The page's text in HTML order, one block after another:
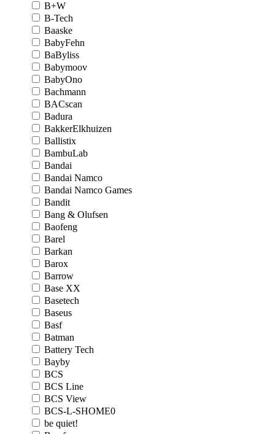
B+W
B-Tech
Baaske
BabyFehn
BaByliss
Babymoov
BabyOno
Bachmann
BACscan
Badura
BakkerElkhuizen
Ballistix
BambuLab
Bandai
Bandai Namco
Bandai Namco Games
Bandit
Bang & Olufsen
Baofeng
Barel
Barkan
Barox
Barrow
Base XX
Basetech
Baseus
Basf
Batman
Battery Tech
Bayby
BCS
BCS Line
BCS View
BCS-L-SHOME0
be quiet!